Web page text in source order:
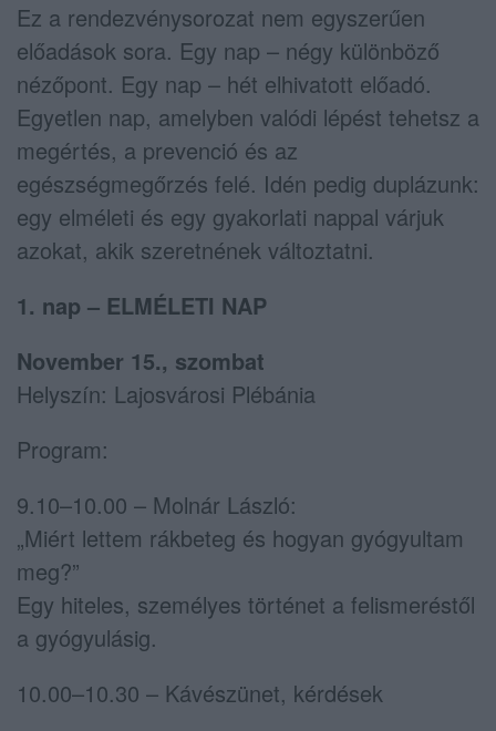
Ez a rendezvénysorozat nem egyszerűen
előadások sora. Egy nap – négy különböző
nézőpont. Egy nap – hét elhivatott előadó.
Egyetlen nap, amelyben valódi lépést tehetsz a
megértés, a prevenció és az
egészségmegőrzés felé. Idén pedig duplázunk:
egy elméleti és egy gyakorlati nappal várjuk
azokat, akik szeretnének változtatni.
1. nap – ELMÉLETI NAP
November 15., szombat
Helyszín: Lajosvárosi Plébánia
Program:
9.10–10.00 – Molnár László:
„Miért lettem rákbeteg és hogyan gyógyultam
meg?”
Egy hiteles, személyes történet a felismeréstől
a gyógyulásig.
10.00–10.30 – Kávészünet, kérdések